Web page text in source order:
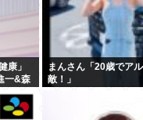
康」
一&森
まんさん「20歳でア
敵！」